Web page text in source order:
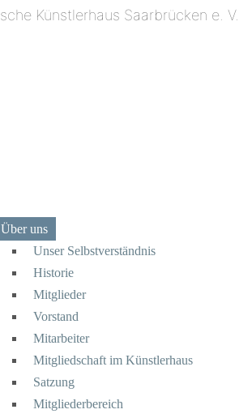
Über uns
Unser Selbstverständnis
Historie
Mitglieder
Vorstand
Mitarbeiter
Mitgliedschaft im Künstlerhaus
Satzung
Mitgliederbereich